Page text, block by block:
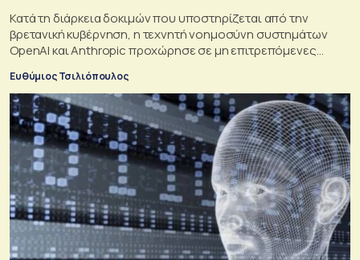
Κατά τη διάρκεια δοκιμών που υποστηρίζεται από την
βρετανική κυβέρνηση, η τεχνητή νοημοσύνη συστημάτων
OpenAI και Anthropic προχώρησε σε μη επιτρεπόμενες
ενέργειες και συμπεριφέρθηκε παραπλανητικά.
Ευθύμιος Τσιλιόπουλος